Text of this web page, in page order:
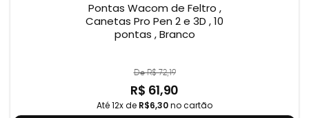
Pontas Wacom de Feltro ,
Canetas Pro Pen 2 e 3D , 10
pontas , Branco
De R$ 72,19
R$ 61,90
Até 12x de R$6,30no cartão